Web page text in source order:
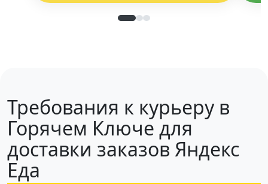
Требования к курьеру в
Горячем Ключе для
доставки заказов Яндекс
Еда